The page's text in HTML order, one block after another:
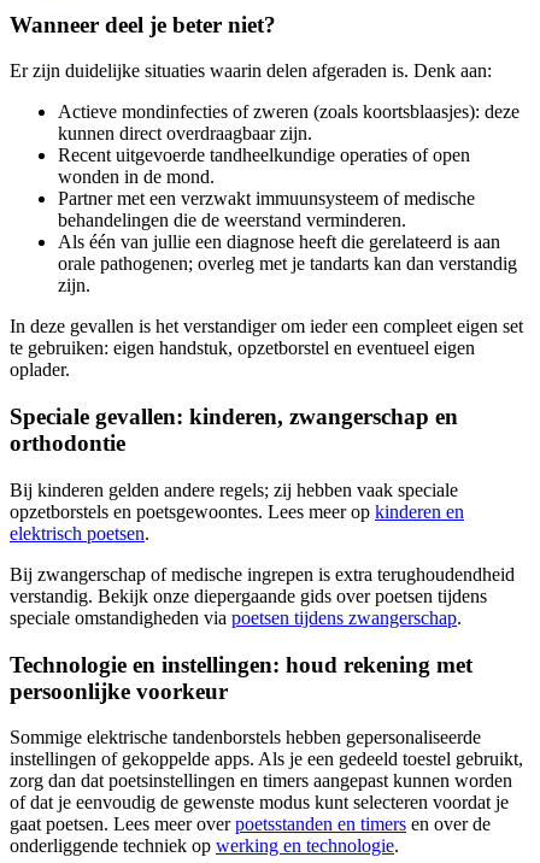
Wanneer deel je beter niet?
Er zijn duidelijke situaties waarin delen afgeraden is. Denk aan:
Actieve mondinfecties of zweren (zoals koortsblaasjes): deze
kunnen direct overdraagbaar zijn.
Recent uitgevoerde tandheelkundige operaties of open
wonden in de mond.
Partner met een verzwakt immuunsysteem of medische
behandelingen die de weerstand verminderen.
Als één van jullie een diagnose heeft die gerelateerd is aan
orale pathogenen; overleg met je tandarts kan dan verstandig
zijn.
In deze gevallen is het verstandiger om ieder een compleet eigen set
te gebruiken: eigen handstuk, opzetborstel en eventueel eigen
oplader.
Speciale gevallen: kinderen, zwangerschap en
orthodontie
Bij kinderen gelden andere regels; zij hebben vaak speciale
opzetborstels en poetsgewoontes. Lees meer op kinderen en
elektrisch poetsen.
Bij zwangerschap of medische ingrepen is extra terughoudendheid
verstandig. Bekijk onze diepergaande gids over poetsen tijdens
speciale omstandigheden via poetsen tijdens zwangerschap.
Technologie en instellingen: houd rekening met
persoonlijke voorkeur
Sommige elektrische tandenborstels hebben gepersonaliseerde
instellingen of gekoppelde apps. Als je een gedeeld toestel gebruikt,
zorg dan dat poetsinstellingen en timers aangepast kunnen worden
of dat je eenvoudig de gewenste modus kunt selecteren voordat je
gaat poetsen. Lees meer overpoetsstanden en timers en over de
onderliggende techniek op werking en technologie.